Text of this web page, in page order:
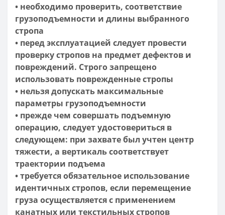
• необходимо проверить, соответствие
грузоподъемности и длины выбранного
стропа
• перед эксплуатацией следует провести
проверку стропов на предмет дефектов и
повреждений. Строго запрещено
использовать поврежденные стропы
• нельзя допускать максимальные
параметры грузоподъемности
• прежде чем совершать подъемную
операцию, следует удостовериться в
следующем: при захвате был учтен центр
тяжести, а вертикаль соответствует
траектории подъема
• требуется обязательное использование
идентичных стропов, если перемещение
груза осуществляется с применением
канатных или текстильных стропов